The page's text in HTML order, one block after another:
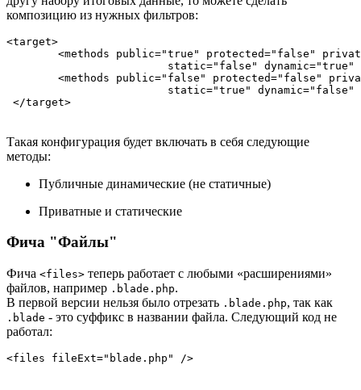
композицию из нужных фильтров:
<target>
Такая конфигурация будет включать в себя следующие
методы:
Публичные динамические (не статичные)
Приватные и статические
Фича "Файлы"
Фича <files> теперь работает с любыми «расширениями»
файлов, например .blade.php.
В первой версии нельзя было отрезать .blade.php, так как
.blade - это суффикс в названии файла. Следующий код не
работал: